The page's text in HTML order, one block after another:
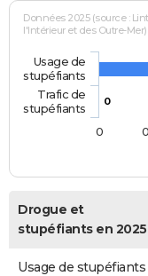
Données 2025 (source :
l'Intérieur et des Outre-Mer)
0
Usage de
stupéfiants
Trafic de
stupéfiants
0
Drogue et
stupéfiants en 2025
Usage de stupéfiants